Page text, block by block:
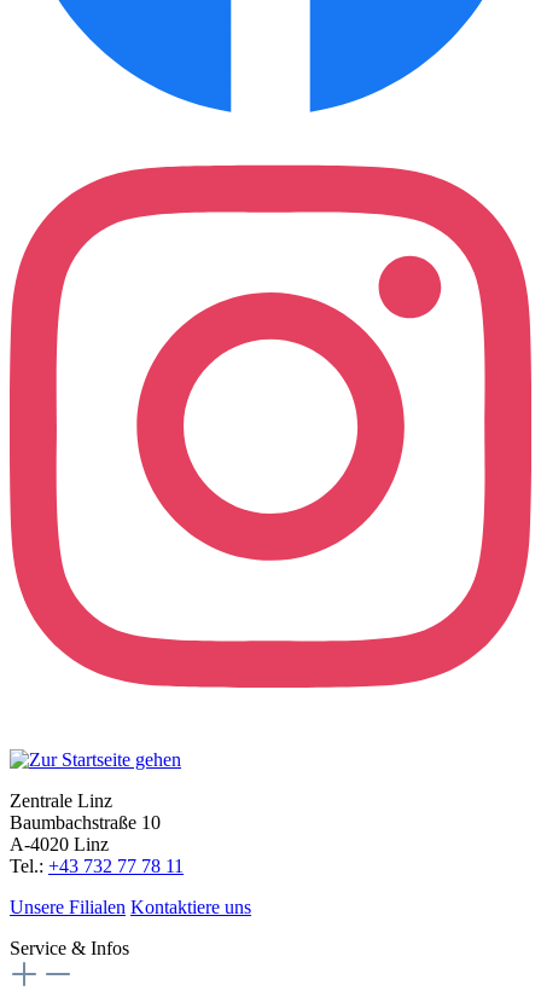
Zentrale Linz
Baumbachstraße 10
A-4020 Linz
Tel.: +43 732 77 78 11
Unsere Filialen Kontaktiere uns
Service & Infos